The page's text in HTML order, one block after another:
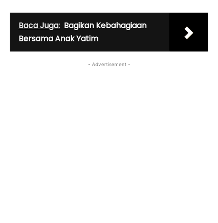
Baca Juga: Bagikan Kebahagiaan
Bersama Anak Yatim
- Advertisement -